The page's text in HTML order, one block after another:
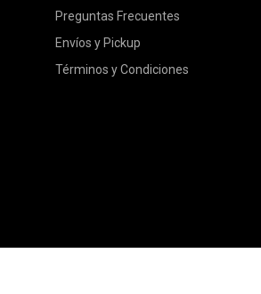
Preguntas Frecuentes
Envíos y Pickup
Términos y Condiciones